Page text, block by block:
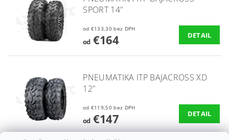
SPORT 14"
od €133,30 bez DPH
od€164 DETAIL
PNEUMATIKA ITP BAJACROSS XD
12"
od €119,50 bez DPH
od€147 DETAIL